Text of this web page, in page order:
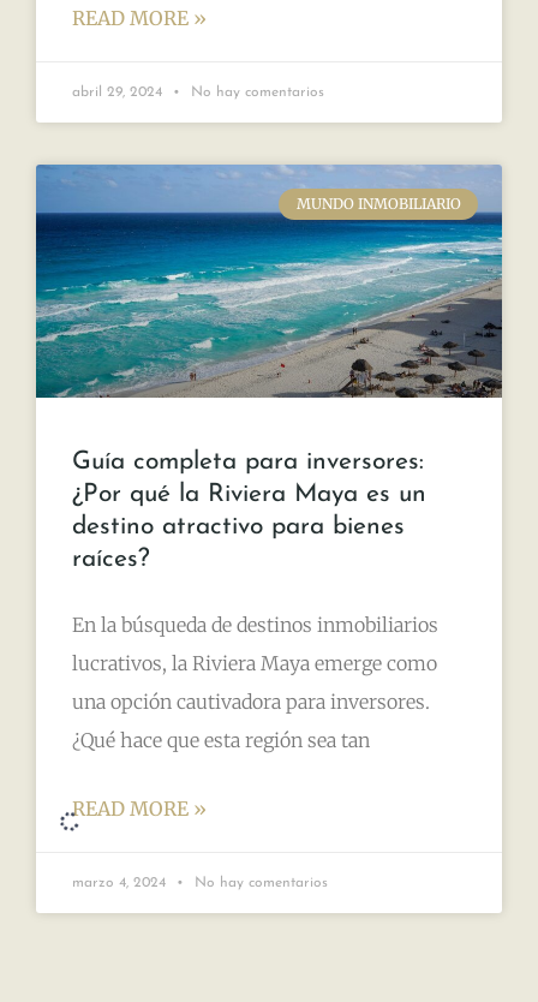
READ MORE »
abril 29, 2024 No hay comentarios
MUNDO INMOBILIARIO
Guía completa para inversores:
¿Por qué la Riviera Maya es un
destino atractivo para bienes
raíces?
En la búsqueda de destinos inmobiliarios
lucrativos, la Riviera Maya emerge como
una opción cautivadora para inversores.
¿Qué hace que esta región sea tan
READ MORE »
marzo 4, 2024 No hay comentarios